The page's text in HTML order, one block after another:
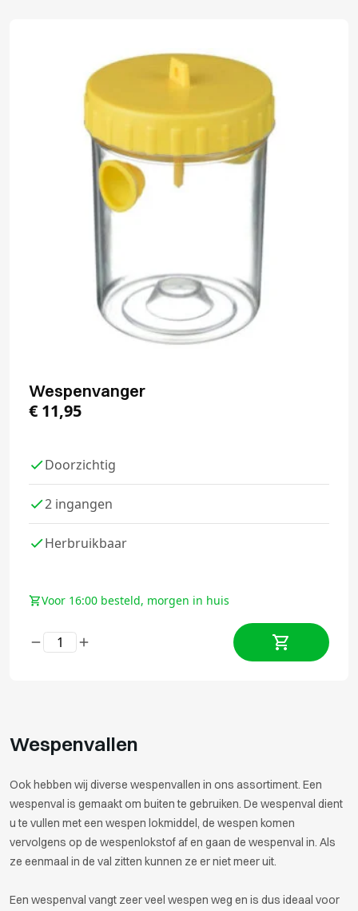
Wespenvanger
€ 11,95
Doorzichtig
2 ingangen
Herbruikbaar
Voor 16:00 besteld, morgen in huis
Wespenvallen
Ook hebben wij diverse wespenvallen in ons assortiment. Een
wespenval is gemaakt om buiten te gebruiken. De wespenval dient
u te vullen met een wespen lokmiddel, de wespen komen
vervolgens op de wespenlokstof af en gaan de wespenval in. Als
ze eenmaal in de val zitten kunnen ze er niet meer uit.
Een wespenval vangt zeer veel wespen weg en is dus ideaal voor